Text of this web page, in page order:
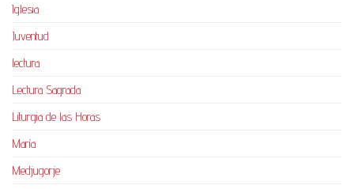
Iglesia
Juventud
lectura
Lectura Sagrada
Liturgia de las Horas
María
Medjugorje